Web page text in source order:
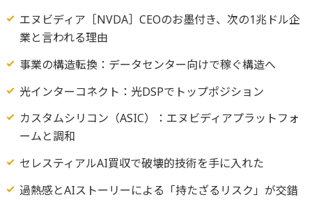
エヌビディア［NVDA］CEOのお墨付き、次の1兆ドル企
業と言われる理由
事業の構造転換：データセンター向けで稼ぐ構造へ
光インターコネクト：光DSPでトップポジション
カスタムシリコン（ASIC）：エヌビディアプラットフォ
ームと調和
セレスティアルAI買収で破壊的技術を手に入れた
過熱感とAIストーリーによる「持たざるリスク」が交錯